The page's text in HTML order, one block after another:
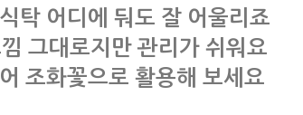
탁 어디에 둬도 잘 어울리죠
그대로지만 관리가 쉬워요
조화꽃으로 활용해 보세요